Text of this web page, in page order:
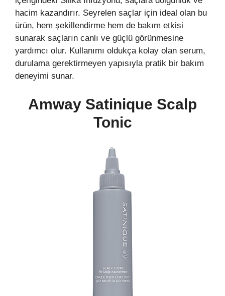
hacim kazandırır. Seyrelen saçlar için ideal olan bu
ürün, hem şekillendirme hem de bakım etkisi
sunarak saçların canlı ve güçlü görünmesine
yardımcı olur. Kullanımı oldukça kolay olan serum,
durulama gerektirmeyen yapısıyla pratik bir bakım
deneyimi sunar.
Amway Satinique Scalp
Tonic